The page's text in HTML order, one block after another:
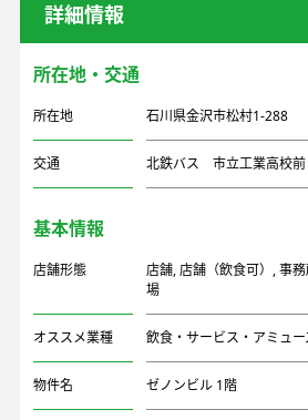
詳細情報
所在地・交通
所在地 石川県金沢市松村1-288
交通 北鉄バス 市立工業高校前
基本情報
店舗形態 店舗,店舗（飲食可） ,事
場
オススメ業種 飲食・サービス・アミュ
物件名 ゼノンビル 1階